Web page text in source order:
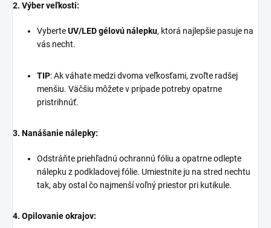
2. Výber veľkosti:
VyberteUV/LED gélovú nálepku, ktorá najlepšie pasuje na
vás necht.
TIP: Ak váhate medzi dvoma veľkosťami, zvoľte radšej
menšiu. Väčšiu môžete v prípade potreby opatrne
pristrihnúť.
3. Nanášanie nálepky:
Odstráňte priehľadnú ochrannú fóliu a opatrne odlepte
nálepku z podkladovej fólie. Umiestnite ju na stred nechtu
tak, aby ostal čo najmenší voľný priestor pri kutikule.
4. Opilovanie okrajov: